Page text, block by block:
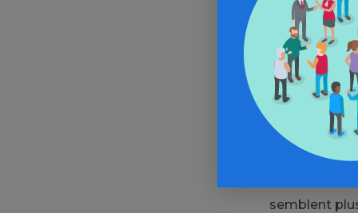
abstinence
supérieurs.
fiabilité de
En
d’alcool.Les
semblent